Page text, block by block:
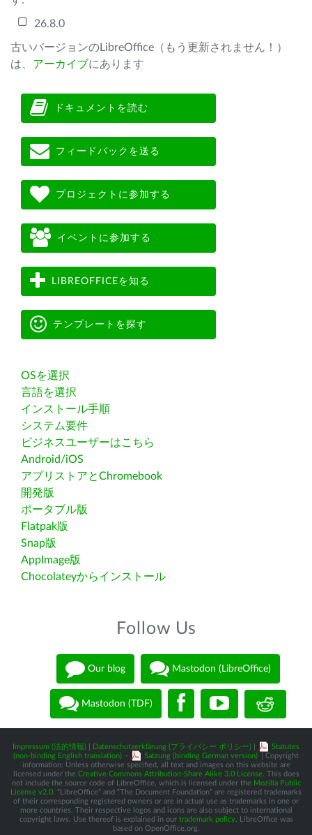
26.8.0
古いバージョンのLibreOffice（もう更新されません！）
は、 アーカイブにあります
ドキュメントを読む
フィードバックを送る
プロジェクトに参加する
イベントに参加する
LIBREOFFICEを知る
テンプレートを探す
OSを選択
言語を選択
インストール手順
システム要件
ビジネスユーザーはこちら
Android/iOS
アプリストアとChromebook
開発版
ポータブル版
Flatpak版
Snap版
AppImage版
Chocolateyからインストール
Follow Us
Our blog Mastodon (LibreOffice)
Mastodon (TDF)
Impressum (法的情報) Datenschutzerklärung (プライバシー ポリシー)
Statutes
(non-binding English translation) - Satzung (binding German version)
| Copyright
information: Unless otherwise specified, all text and images on this website are
licensed under the Creative Commons Attribution-Share Alike 3.0 License. This does
not include the source code of LibreOffice, which is licensed under the Mozilla Public
License v2.0 . “LibreOffice” and “The Document Foundation” are registered trademarks
of their corresponding registered owners or are in actual use as trademarks in one or
more countries. Their respective logos and icons are also subject to international
copyright laws. Use thereof is explained in our trademark policy. LibreOffice was
based on OpenOffice.org.